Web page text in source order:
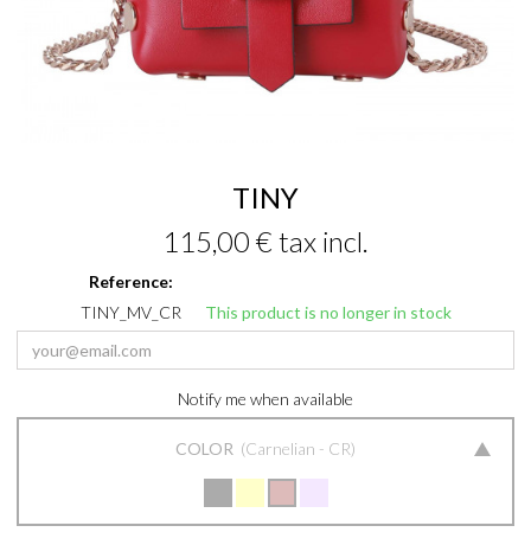
TINY
115,00 € tax incl.
Reference:
TINY_MV_CR
This product is no longer in stock
Notify me when available
COLOR Carnelian - CR